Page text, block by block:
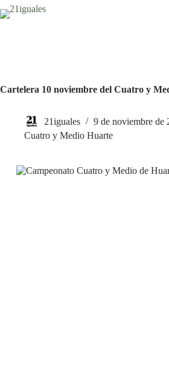
Saltar
al
Cartelera 10 noviembre del Cuatro y
21iguales
9 de noviembre de
Cuatro y Medio Huarte